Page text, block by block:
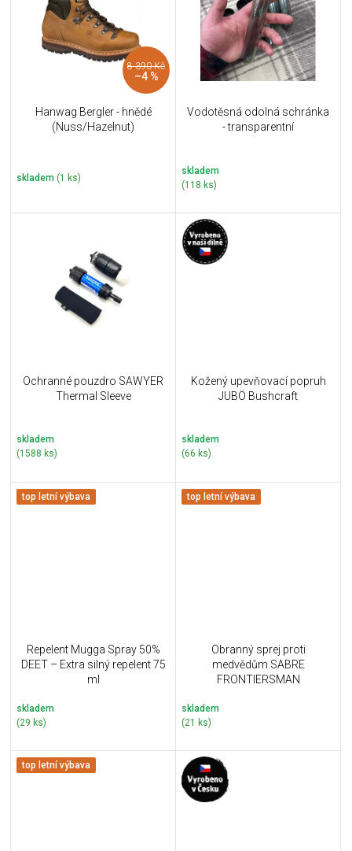
8 390 Kč
–4 %
Hanwag Bergler - hnědé
(Nuss/Hazelnut)
skladem (1 ks)
Vodotěsná odolná schránka
- transparentní
skladem
(118 ks)
Ochranné pouzdro SAWYER
Thermal Sleeve
skladem
(1588 ks)
Kožený upevňovací popruh
JUBÖ Bushcraft
skladem
(66 ks)
top letní výbava
Repelent Mugga Spray 50%
DEET – Extra silný repelent 75
ml
skladem
(29 ks)
top letní výbava
Obranný sprej proti
medvědům SABRE
FRONTIERSMAN
skladem
(21 ks)
top letní výbava